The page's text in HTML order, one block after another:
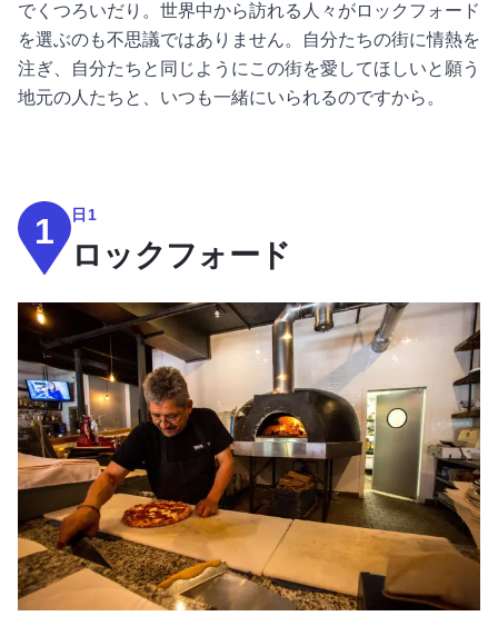
でくつろいだり。世界中から訪れる人々がロックフォード
を選ぶのも不思議ではありません。自分たちの街に情熱を
注ぎ、自分たちと同じようにこの街を愛してほしいと願う
地元の人たちと、いつも一緒にいられるのですから。
1 日1
ロックフォード